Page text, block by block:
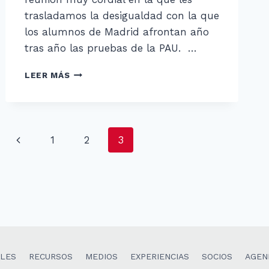
trasladamos la desigualdad con la que
los alumnos de Madrid afrontan año
tras año las pruebas de la PAU. …
LEER MÁSJULIO
Navegación
Página
1 2 3
RECURSOS MEDIOS EXPERIENCIAS SOCIOS